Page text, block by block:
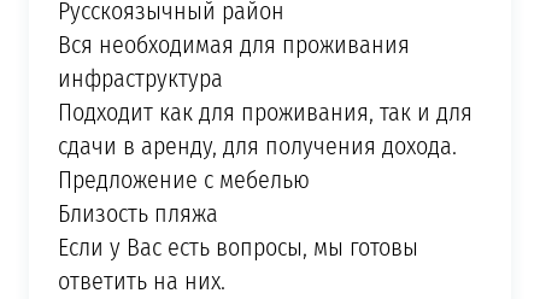
Русскоязычный район
Вся необходимая для проживания
инфраструктура
Подходит как для проживания, так и для
сдачи в аренду, для получения дохода.
Предложение с мебелью
Близость пляжа
Если у Вас есть вопросы, мы готовы
ответить на них.